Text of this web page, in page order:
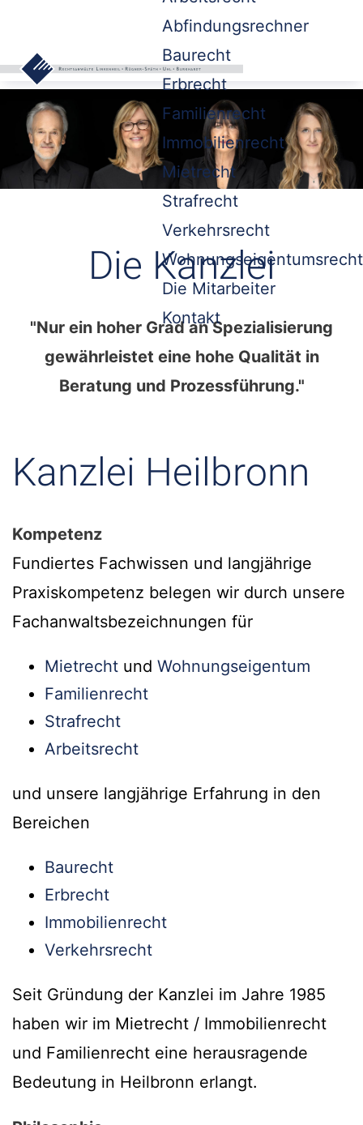
Abfindungsrechner
Baurecht
Erbrecht
Familienrecht
Immobilienrecht
Mietrecht
Strafrecht
Verkehrsrecht
Wohnungseigentumsrecht
Die Mitarbeiter
Kontakt
Die Kanzlei
"Nur ein hoher Grad an Spezialisierung
gewährleistet eine hohe Qualität in
Beratung und Prozessführung."
Kanzlei Heilbronn
Kompetenz
Fundiertes Fachwissen und langjährige
Praxiskompetenz belegen wir durch unsere
Fachanwaltsbezeichnungen für
Mietrecht und Wohnungseigentum
Familienrecht
Strafrecht
Arbeitsrecht
und unsere langjährige Erfahrung in den
Bereichen
Baurecht
Erbrecht
Immobilienrecht
Verkehrsrecht
Seit Gründung der Kanzlei im Jahre 1985
haben wir im Mietrecht / Immobilienrecht
und Familienrecht eine herausragende
Bedeutung in Heilbronn erlangt.